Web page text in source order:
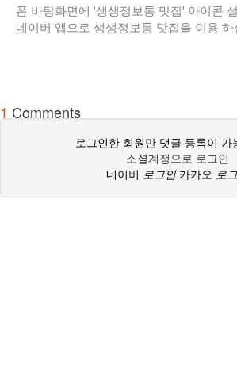
폰 바탕화면에 '생생정보통 맛집' 아이콘
네이버 앱으로 생생정보통 맛집을 이용
1 Comments
로그인한 회원만 댓글 등록이 가
소셜계정으로 로그인
네이버 로그인 카카오 로